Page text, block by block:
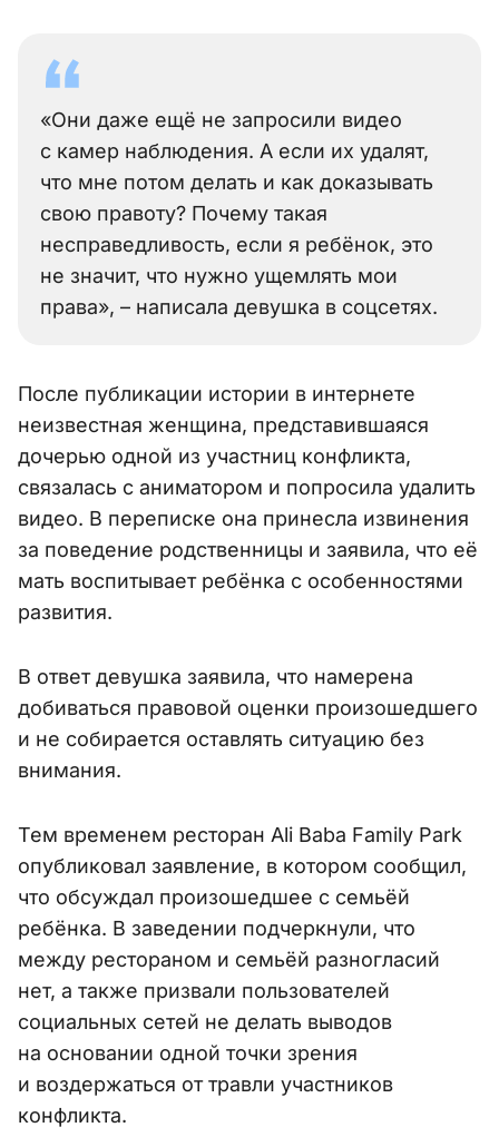
«Они даже ещё не запросили видео
с камер наблюдения. А если их удалят,
что мне потом делать и как доказывать
свою правоту? Почему такая
несправедливость, если я ребёнок, это
не значит, что нужно ущемлять мои
права», – написала девушка в соцсетях.
После публикации истории в интернете
неизвестная женщина, представившаяся
дочерью одной из участниц конфликта,
связалась с аниматором и попросила удалить
видео. В переписке она принесла извинения
за поведение родственницы и заявила, что её
мать воспитывает ребёнка с особенностями
развития.
В ответ девушка заявила, что намерена
добиваться правовой оценки произошедшего
и не собирается оставлять ситуацию без
внимания.
Тем временем ресторан Ali Baba Family Park
опубликовал заявление, в котором сообщил,
что обсуждал произошедшее с семьёй
ребёнка. В заведении подчеркнули, что
между рестораном и семьёй разногласий
нет, а также призвали пользователей
социальных сетей не делать выводов
на основании одной точки зрения
и воздержаться от травли участников
конфликта.